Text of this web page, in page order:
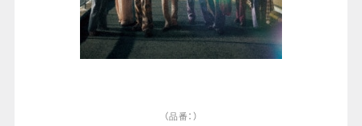
（品番：）